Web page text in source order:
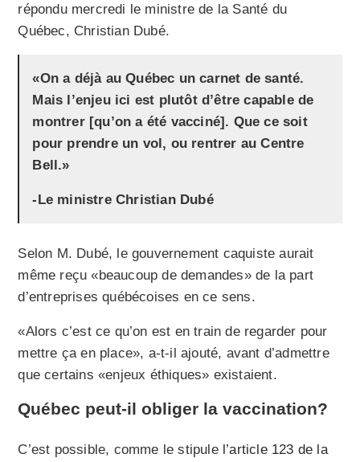
répondu mercredi le ministre de la Santé du
Québec, Christian Dubé.
«On a déjà au Québec un carnet de santé.
Mais l’enjeu ici est plutôt d’être capable de
montrer [qu’on a été vacciné]. Que ce soit
pour prendre un vol, ou rentrer au Centre
Bell.»
-Le ministre Christian Dubé
Selon M. Dubé, le gouvernement caquiste aurait
même reçu «beaucoup de demandes» de la part
d’entreprises québécoises en ce sens.
«Alors c’est ce qu’on est en train de regarder pour
mettre ça en place», a-t-il ajouté, avant d’admettre
que certains «enjeux éthiques» existaient.
Québec peut-il obliger la vaccination?
C’est possible, comme le stipule l’article 123 de la